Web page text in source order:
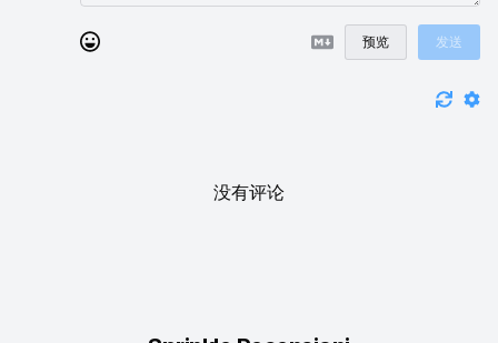
预览 发送
没有评论